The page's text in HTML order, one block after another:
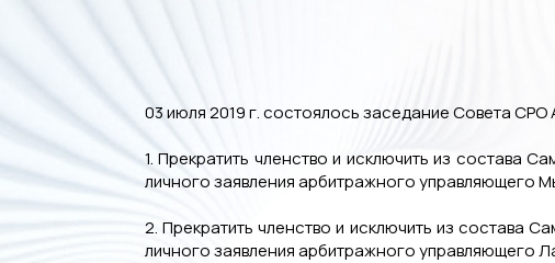
03 июля 2019 г. состоялось заседание Совета
1. Прекратить членство и исключить из состава
личного заявления арбитражного управляющего
2. Прекратить членство и исключить из состава
личного заявления арбитражного управляющего